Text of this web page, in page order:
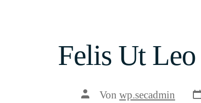
Felis Ut
Beitragsautor
Von wp.secadmin